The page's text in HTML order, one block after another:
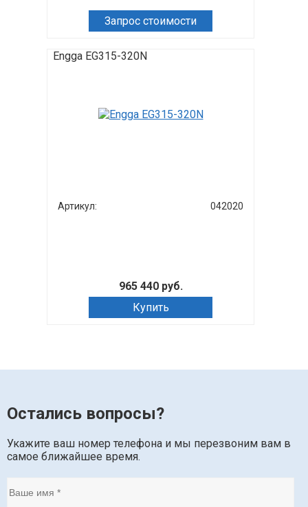
Запрос стоимости
Engga EG315-320N
Артикул: 042020
965 440 руб.
Купить
Остались вопросы?
Укажите ваш номер телефона и мы перезвоним вам в
самое ближайшее время.